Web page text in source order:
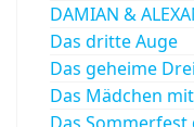
DAMIAN &
Das dritte Auge
Das geheime
Das Mädchen